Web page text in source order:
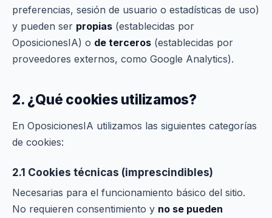
preferencias, sesión de usuario o estadísticas de uso)
y pueden ser propias (establecidas por
OposicionesIA) o de terceros (establecidas por
proveedores externos, como Google Analytics).
2. ¿Qué cookies utilizamos?
En OposicionesIA utilizamos las siguientes categorías
de cookies:
2.1 Cookies técnicas (imprescindibles)
Necesarias para el funcionamiento básico del sitio.
No requieren consentimiento y no se pueden